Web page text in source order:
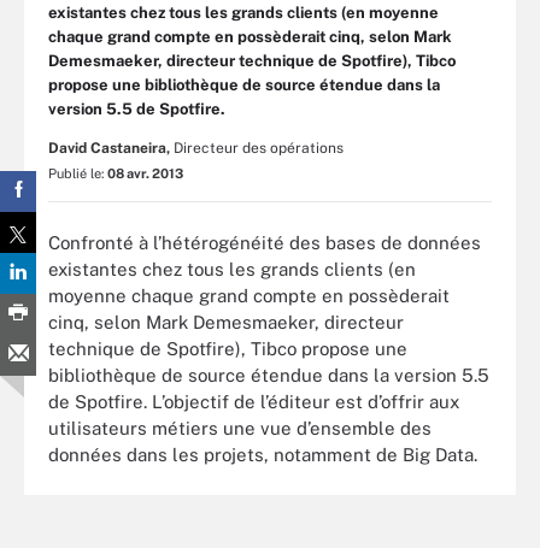
existantes chez tous les grands clients (en moyenne
chaque grand compte en possèderait cinq, selon Mark
Demesmaeker, directeur technique de Spotfire), Tibco
propose une bibliothèque de source étendue dans la
version 5.5 de Spotfire.
David Castaneira, Directeur des opérations
Publié le: 08 avr. 2013
Confronté à l’hétérogénéité des bases de données
existantes chez tous les grands clients (en
moyenne chaque grand compte en possèderait
cinq, selon Mark Demesmaeker, directeur
technique de Spotfire), Tibco propose une
bibliothèque de source étendue dans la version 5.5
de Spotfire. L’objectif de l’éditeur est d’offrir aux
utilisateurs métiers une vue d’ensemble des
données dans les projets, notamment de Big Data.